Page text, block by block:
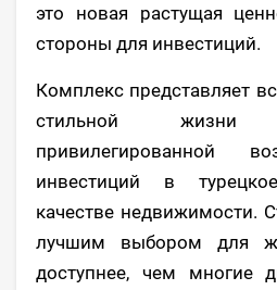
это новая растущая
стороны для инвестиций.
Комплекс представляет
стильной
привилегированной
инвестиций в
качестве недвижимости.
лучшим выбором для
доступнее, чем многие